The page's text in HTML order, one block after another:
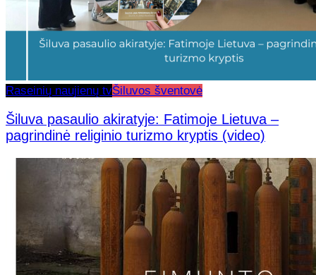
Raseinių naujienų tvŠiluvos šventovė
Šiluva pasaulio akiratyje: Fatimoje Lietuva –
pagrindinė religinio turizmo kryptis (video)